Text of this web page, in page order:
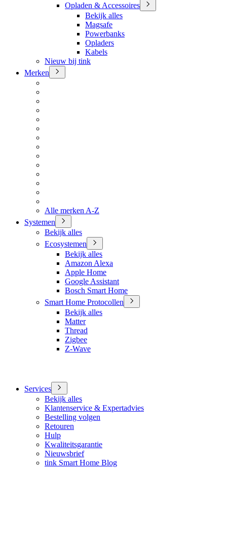
Opladen & Accessoires
Bekijk alles
Magsafe
Powerbanks
Opladers
Kabels
Nieuw bij tink
Merken
Alle merken A-Z
Systemen
Bekijk alles
Ecosystemen
Bekijk alles
Amazon Alexa
Apple Home
Google Assistant
Bosch Smart Home
Smart Home Protocollen
Bekijk alles
Matter
Thread
Zigbee
Z-Wave
Services
Bekijk alles
Klantenservice & Expertadvies
Bestelling volgen
Retouren
Hulp
Kwaliteitsgarantie
Nieuwsbrief
tink Smart Home Blog